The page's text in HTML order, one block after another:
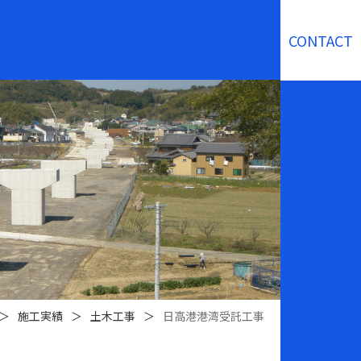
CONTACT
施工実績 ＞ 土木工事 ＞ 日高港港湾受託工事